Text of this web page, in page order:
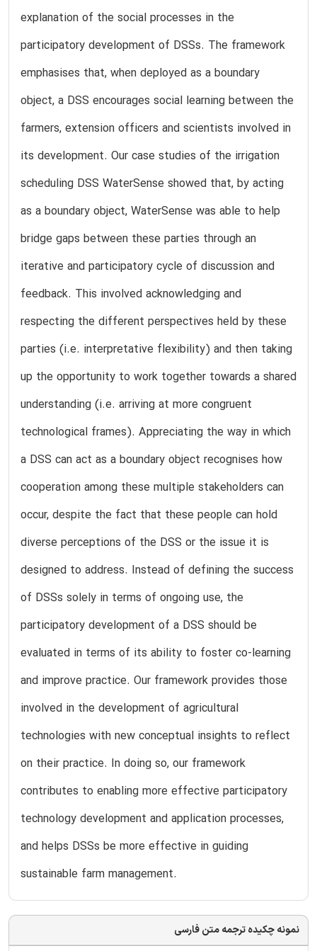
explanation of the social processes in the
participatory development of DSSs. The framework
emphasises that, when deployed as a boundary
object, a DSS encourages social learning between the
farmers, extension officers and scientists involved in
its development. Our case studies of the irrigation
scheduling DSS WaterSense showed that, by acting
as a boundary object, WaterSense was able to help
bridge gaps between these parties through an
iterative and participatory cycle of discussion and
feedback. This involved acknowledging and
respecting the different perspectives held by these
parties (i.e. interpretative flexibility) and then taking
up the opportunity to work together towards a shared
understanding (i.e. arriving at more congruent
technological frames). Appreciating the way in which
a DSS can act as a boundary object recognises how
cooperation among these multiple stakeholders can
occur, despite the fact that these people can hold
diverse perceptions of the DSS or the issue it is
designed to address. Instead of defining the success
of DSSs solely in terms of ongoing use, the
participatory development of a DSS should be
evaluated in terms of its ability to foster co-learning
and improve practice. Our framework provides those
involved in the development of agricultural
technologies with new conceptual insights to reflect
on their practice. In doing so, our framework
contributes to enabling more effective participatory
technology development and application processes,
and helps DSSs be more effective in guiding
sustainable farm management.
نمونه چکیده ترجمه متن فارسی